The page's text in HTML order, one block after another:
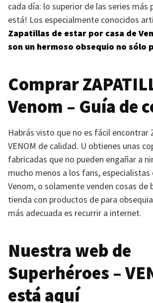
cada día: lo superior de las series más
está! Los especialmente conocidos
Zapatillas de estar por casa de
son un hermoso obsequio no sólo
Comprar
Venom – Guía de
Habrás visto que no es fácil encontrar
VENOM de calidad. U obtienes unas
fabricadas que no pueden engañar a
mucho menos a los fans, especialistas
Venom, o solamente venden cosas de
tienda con productos de para
más adecuada es recurrir a internet.
Nuestra web de
Superhéroes –
está aquí